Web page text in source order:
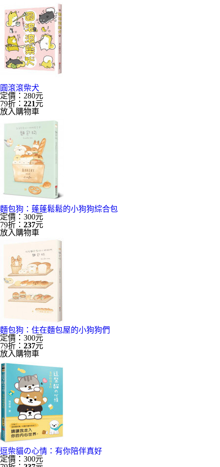
圓滾滾柴犬
定價：280元
79折： 221元
放入購物車
麵包狗：蓬蓬鬆鬆的小狗狗綜合包
定價：300元
79折： 237元
放入購物車
麵包狗：住在麵包屋的小狗狗們
定價：300元
79折： 237元
放入購物車
逗柴貓の心情：有你陪伴真好
定價：300元